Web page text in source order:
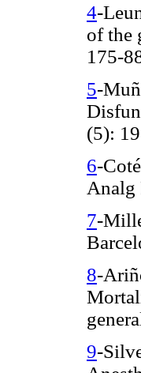
4-
of the
175-
5-
(5):
6-
Analg
7-
8-
9-